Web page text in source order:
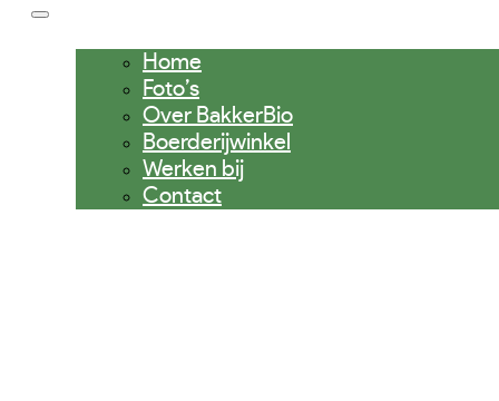
Home
Foto’s
Over BakkerBio
Boerderijwinkel
Werken bij
Contact